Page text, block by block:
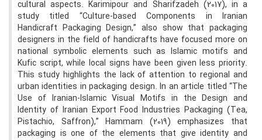
cultural aspects. Karimipour and Sharifzadeh (2017), in a
study titled “Culture-based Components in Iranian
Handicraft Packaging Design,” also show that packaging
designers in the field of handicrafts have focused more on
national symbolic elements such as Islamic motifs and
Kufic script, while local signs have been given less priority.
This study highlights the lack of attention to regional and
urban identities in packaging design. In an article titled “The
Use of Iranian-Islamic Visual Motifs in the Design and
Identity of Iranian Export Food Industries Packaging (Tea,
Pistachio, Saffron),” Hammam (2019) emphasizes that
packaging is one of the elements that give identity and